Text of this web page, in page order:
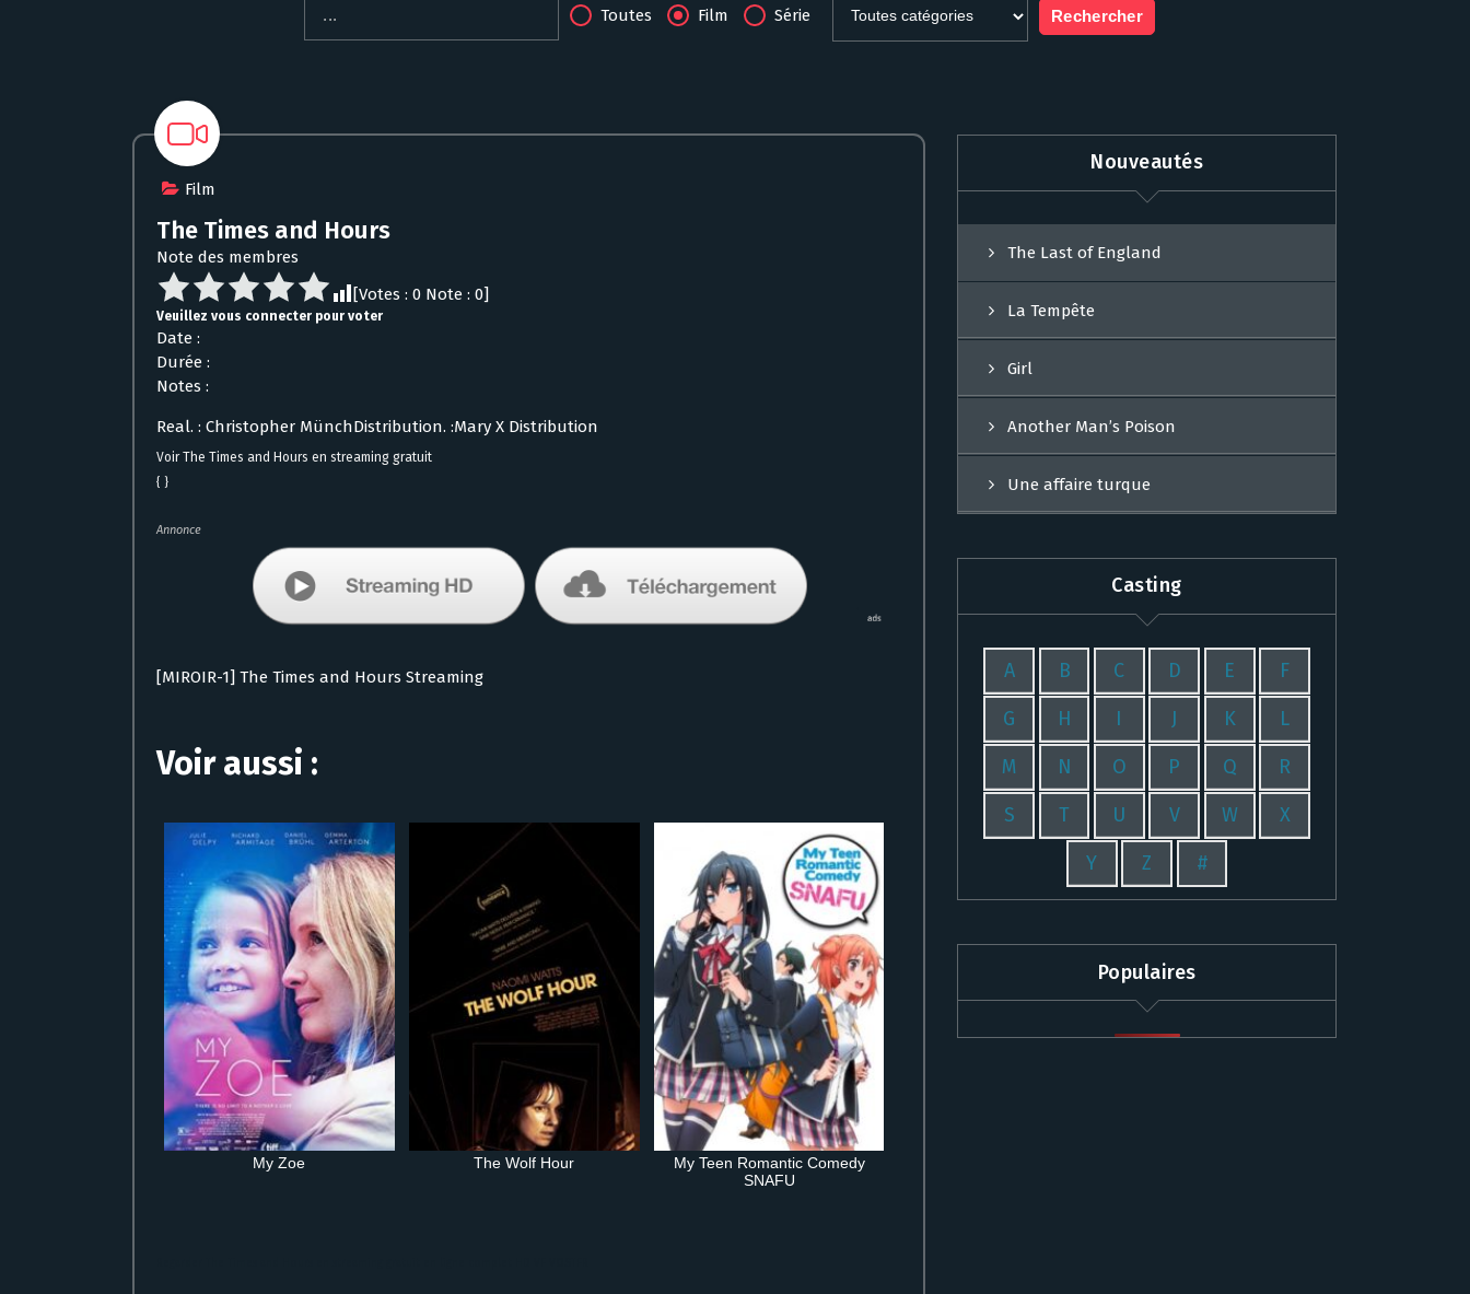
Toutes Film Série
Film
The Times and Hours
Note des membres
[Votes : 0 Note : 0]
Veuillez vous connecter pour voter
Date :
Durée :
Notes :
Real. : Christopher MünchDistribution. :Mary X Distribution
Voir The Times and Hours en streaming gratuit
{ }
Annonce
[MIROIR-1] The Times and Hours Streaming
Voir aussi :
My Zoe The Wolf Hour
My Teen Romantic Comedy
SNAFU
Nouveautés
The Last of England
La Tempête
Girl
Another Man’s Poison
Une affaire turque
Casting
A B C D E F
G H I J K L
M N O P Q R
S T U V W X
Y Z #
Populaires